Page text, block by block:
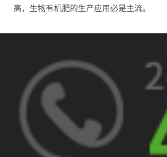
高，生物有机肥的生产应用必是主流。